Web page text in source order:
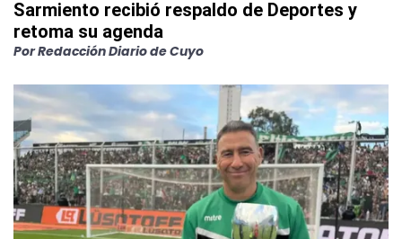
Sarmiento recibió respaldo de Deportes y
retoma su agenda
PorRedacción Diario de Cuyo